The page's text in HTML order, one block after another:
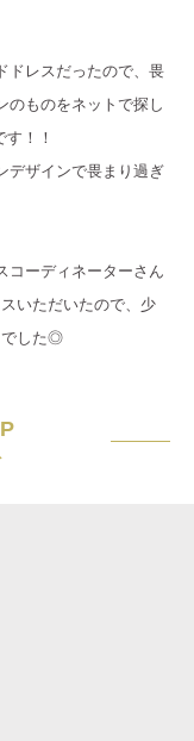
ドレスだったので、畏
のものをネットで探し
！！
デザインで畏まり過ぎ
コーディネーターさん
いただいたので、少
でした◎